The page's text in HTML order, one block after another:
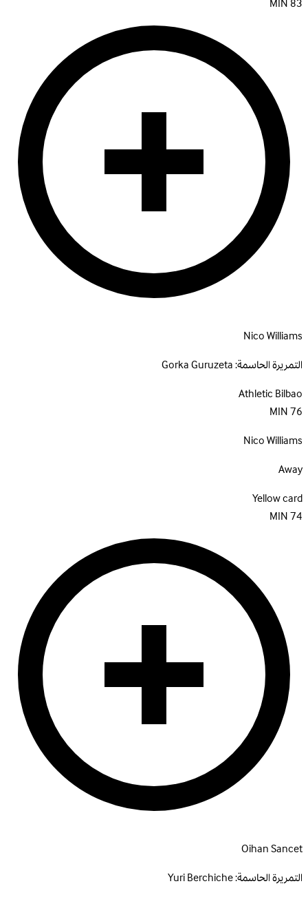
83
MIN
Nico Williams
التمريرة الحاسمة:Gorka Guruzeta
Athletic Bilbao
76
MIN
Nico Williams
Away
Yellow card
74
MIN
Oihan Sancet
التمريرة الحاسمة:Yuri Berchiche